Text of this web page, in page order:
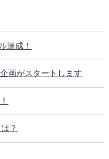
達成！
画がスタートします
？